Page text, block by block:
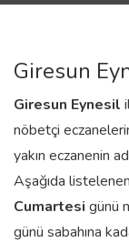
Giresun
Giresun Eynesil
nöbetçi
yakın eczanenin
Aşağıda
Cumartesi günü
günü sabahına